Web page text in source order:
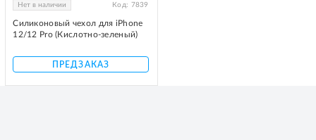
Нет в наличии Код: 7839
Силиконовый чехол для iPhone
12/12 Pro (Кислотно-зеленый)
ПРЕДЗАКАЗ